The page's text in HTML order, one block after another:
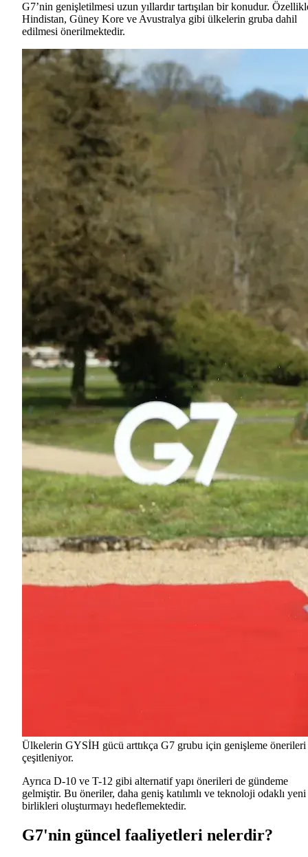
G7’nin genişletilmesi uzun yıllardır tartışılan bir konudur.
Hindistan, Güney Kore ve Avustralya gibi ülkelerin gruba dahil
edilmesi önerilmektedir.
Ülkelerin GYSİH gücü arttıkça G7 grubu için genişleme önerileri
çeşitleniyor.
Ayrıca D-10 ve T-12 gibi alternatif yapı önerileri de gündeme
gelmiştir. Bu öneriler, daha geniş katılımlı ve teknoloji odaklı yeni
birlikleri oluşturmayı hedeflemektedir.
G7'nin güncel faaliyetleri nelerdir?